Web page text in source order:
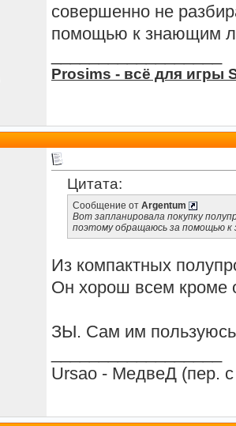
совершенно не
помощью к знающим
Prosims - всё для игры
Цитата:
Сообщение от Argentum
Вот запланировала покупку
поэтому обращаюсь за помощью
Из компактных
Он хорош всем кроме
ЗЫ. Сам им пользуюсь
Ursao - МедвеД (пер. с